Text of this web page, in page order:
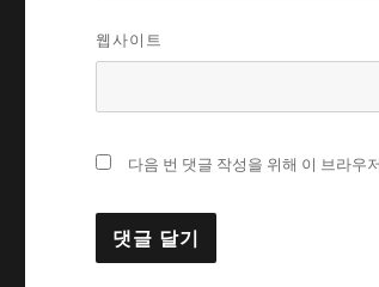
웹사이트
다음 번 댓글 작성을 위해 이 브라우